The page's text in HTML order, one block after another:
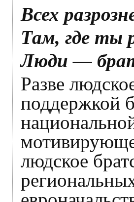
Всех
Там, где ты
Люди —
Разве
поддержкой
людское